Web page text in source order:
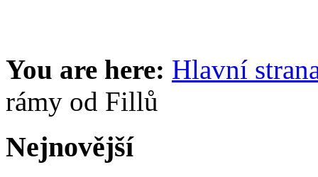
You are here: Hlavní
rámy od Fillů
Nejnovější